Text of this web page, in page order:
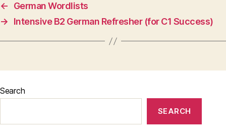
←
German Wordlists
→
Intensive B2 German Refresher (for C1 Success)
Search
SEARCH